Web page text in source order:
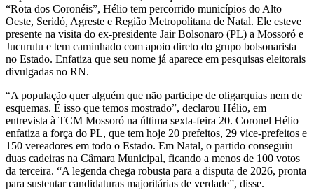
“Rota dos Coronéis”, Hélio tem percorrido municípios do Alto
Oeste, Seridó, Agreste e Região Metropolitana de Natal. Ele esteve
presente na visita do ex-presidente Jair Bolsonaro (PL) a Mossoró e
Jucurutu e tem caminhado com apoio direto do grupo bolsonarista
no Estado. Enfatiza que seu nome já aparece em pesquisas eleitorais
divulgadas no RN.
“A população quer alguém que não participe de oligarquias nem de
esquemas. É isso que temos mostrado”, declarou Hélio, em
entrevista à TCM Mossoró na última sexta-feira 20. Coronel Hélio
enfatiza a força do PL, que tem hoje 20 prefeitos, 29 vice-prefeitos e
150 vereadores em todo o Estado. Em Natal, o partido conseguiu
duas cadeiras na Câmara Municipal, ficando a menos de 100 votos
da terceira. “A legenda chega robusta para a disputa de 2026, pronta
para sustentar candidaturas majoritárias de verdade”, disse.